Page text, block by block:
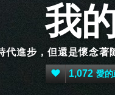
我
代進步，但還是懷念著
1,072 愛的